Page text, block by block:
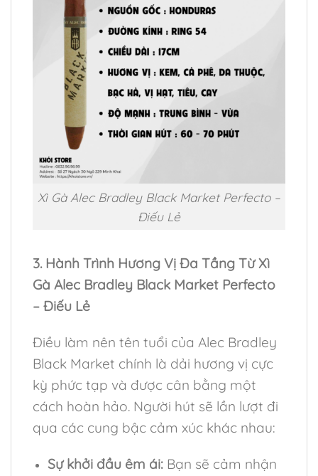
Xì Gà Alec Bradley Black Market Perfecto –
Điếu Lẻ
3. Hành Trình Hương Vị Đa Tầng Từ Xì
Gà Alec Bradley Black Market Perfecto
– Điếu Lẻ
Điều làm nên tên tuổi của Alec Bradley
Black Market chính là dải hương vị cực
kỳ phức tạp và được cân bằng một
cách hoàn hảo. Người hút sẽ lần lượt đi
qua các cung bậc cảm xúc khác nhau:
Sự khởi đầu êm ái:Bạn sẽ cảm nhận